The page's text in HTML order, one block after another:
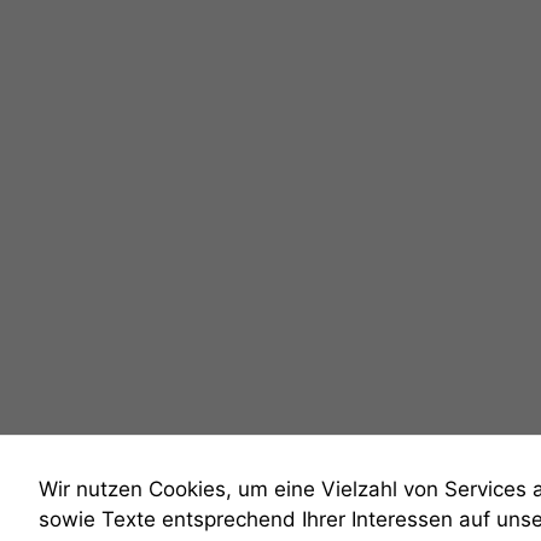
Wir nutzen Cookies, um eine Vielzahl von
sowie Texte entsprechend Ihrer Interessen auf